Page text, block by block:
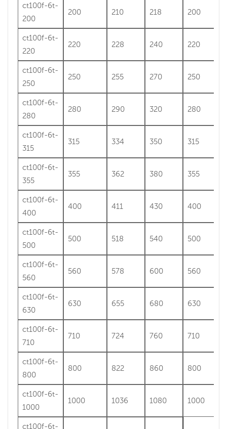
ct100f-6t-
200
200 210 218 200
ct100f-6t-
220
220 228 240 220
ct100f-6t-
250
250 255 270 250
ct100f-6t-
280
280 290 320 280
ct100f-6t-
315
315 334 350 315
ct100f-6t-
355
355 362 380 355
ct100f-6t-
400
400 411 430 400
ct100f-6t-
500
500 518 540 500
ct100f-6t-
560
560 578 600 560
ct100f-6t-
630
630 655 680 630
ct100f-6t-
710
710 724 760 710
ct100f-6t-
800
800 822 860 800
ct100f-6t-
1000
1000 1036 1080 1000
ct100f-6t-